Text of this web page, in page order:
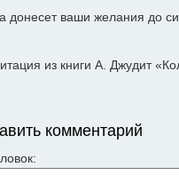
донесет ваши желания до
из книги А. Джудит
комментарий